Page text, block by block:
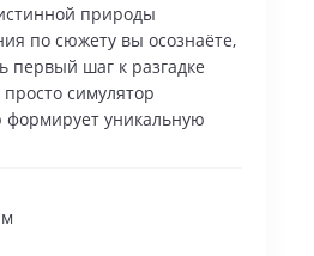
природы
по сюжету вы осознаёте,
первый шаг к разгадке
симулятор
уникальную